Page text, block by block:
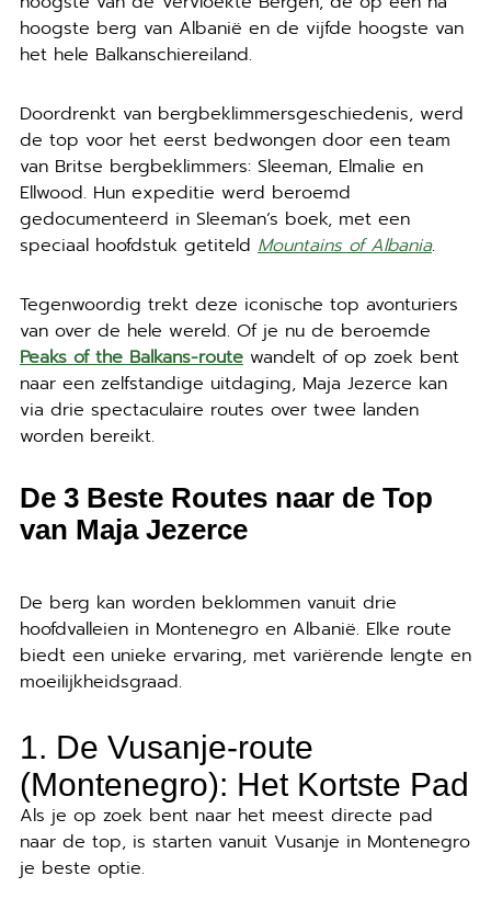
hoogste berg van Albanië en de vijfde hoogste van
het hele Balkanschiereiland.
Doordrenkt van bergbeklimmersgeschiedenis, werd
de top voor het eerst bedwongen door een team
van Britse bergbeklimmers: Sleeman, Elmalie en
Ellwood. Hun expeditie werd beroemd
gedocumenteerd in Sleeman’s boek, met een
speciaal hoofdstuk getiteld Mountains of Albania.
Tegenwoordig trekt deze iconische top avonturiers
van over de hele wereld. Of je nu de beroemde
Peaks of the Balkans-routewandelt of op zoek bent
naar een zelfstandige uitdaging, Maja Jezerce kan
via drie spectaculaire routes over twee landen
worden bereikt.
De 3 Beste Routes naar de Top
van Maja Jezerce
De berg kan worden beklommen vanuit drie
hoofdvalleien in Montenegro en Albanië. Elke route
biedt een unieke ervaring, met variërende lengte en
moeilijkheidsgraad.
1. De Vusanje-route
(Montenegro): Het Kortste Pad
Als je op zoek bent naar het meest directe pad
naar de top, is starten vanuit Vusanje in Montenegro
je beste optie.